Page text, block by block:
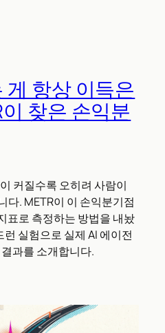
항상 이득은
찾은 손익분
커질수록 오히려 사람이
다. METR이 이 손익분기점
표로 측정하는 방법을 내놨
실험으로 실제 AI 에이전
과를 소개합니다.